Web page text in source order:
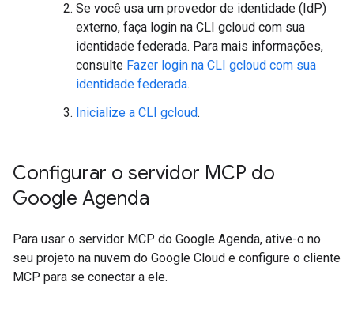
Se você usa um provedor de identidade (IdP)
externo, faça login na CLI gcloud com sua
identidade federada. Para mais informações,
consulte Fazer login na CLI gcloud com sua
identidade federada.
Inicialize a CLI gcloud.
Configurar o servidor MCP do
Google Agenda
Para usar o servidor MCP do Google Agenda, ative-o no
seu projeto na nuvem do Google Cloud e configure o cliente
MCP para se conectar a ele.